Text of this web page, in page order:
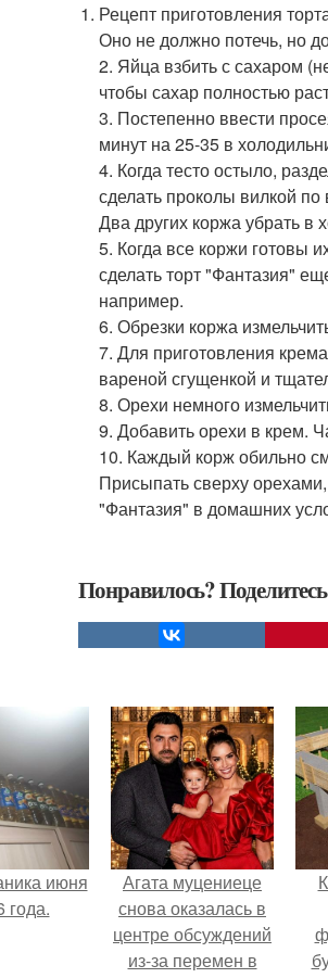
Рецепт приготовления
Оно не должно потечь, но
2. Яйца взбить с сахаром
чтобы сахар полностью
3. Постепенно ввести
минут на 25-35 в
4. Когда тесто остыло,
сделать проколы вилкой по
Два других коржа убрать в
5. Когда все коржи готовы
сделать торт "Фантазия"
например.
6. Обрезки коржа
7. Для приготовления
вареной сгущенкой и
8. Орехи немного
9. Добавить орехи в крем.
10. Каждый корж обильно
Присыпать сверху
"Фантазия" в домашних
Понравилось?
июня
года.
Агата муцениеце
снова оказалась в
центре обсуждений
из-за перемен в